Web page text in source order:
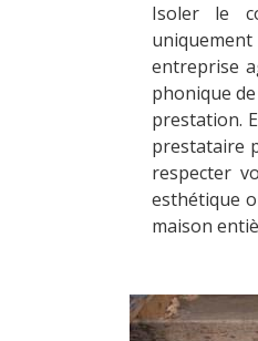
Isoler le
entreprise
phonique
prestation.
prestataire
respecter
esthétique
maison